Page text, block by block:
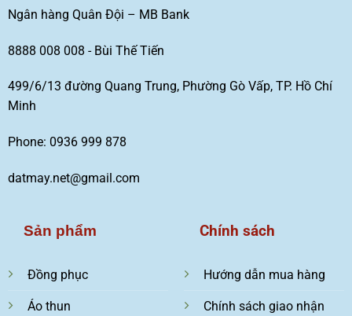
Ngân hàng Quân Đội – MB Bank
8888 008 008 - Bùi Thế Tiến
499/6/13 đường Quang Trung, Phường Gò Vấp, TP. Hồ Chí
Minh
Phone: 0936 999 878
datmay.net@gmail.com
Sản phẩm
Đồng phục
Áo thun
Chính sách
Hướng dẫn mua hàng
Chính sách giao nhận